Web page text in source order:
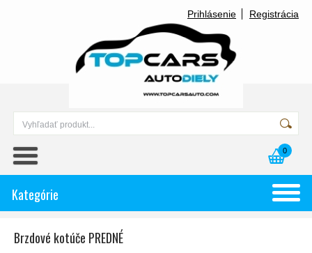
Prihlásenie Registrácia
0
Kategórie
Brzdové kotúče PREDNÉ